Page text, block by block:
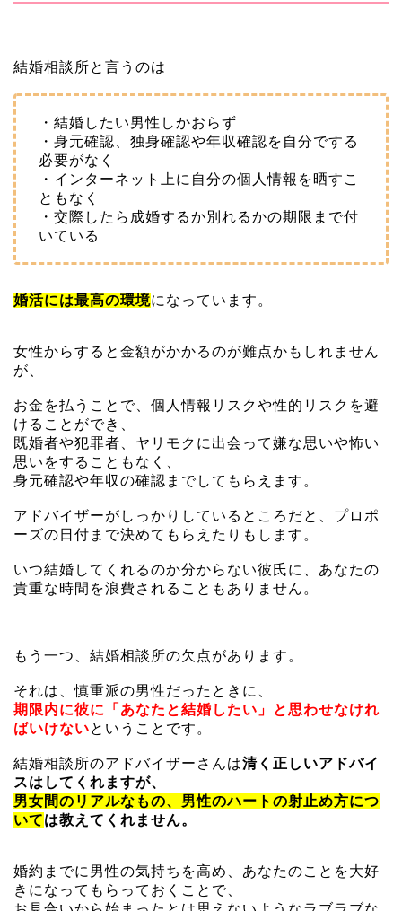
結婚相談所と言うのは
・結婚したい男性しかおらず
・身元確認、独身確認や年収確認を自分でする
必要がなく
・インターネット上に自分の個人情報を晒すこ
ともなく
・交際したら成婚するか別れるかの期限まで付
いている
婚活には最高の環境になっています。
女性からすると金額がかかるのが難点かもしれません
が、
お金を払うことで、個人情報リスクや性的リスクを避
けることができ、
既婚者や犯罪者、ヤリモクに出会って嫌な思いや怖い
思いをすることもなく、
身元確認や年収の確認までしてもらえます。
アドバイザーがしっかりしているところだと、プロポ
ーズの日付まで決めてもらえたりもします。
いつ結婚してくれるのか分からない彼氏に、あなたの
貴重な時間を浪費されることもありません。
もう一つ、結婚相談所の欠点があります。
それは、慎重派の男性だったときに、
期限内に彼に「あなたと結婚したい」と思わせなけれ
ばいけないということです。
結婚相談所のアドバイザーさんは清く正しいアドバイ
スはしてくれますが、
男女間のリアルなもの、男性のハートの射止め方につ
いては教えてくれません。
婚約までに男性の気持ちを高め、あなたのことを大好
きになってもらっておくことで、